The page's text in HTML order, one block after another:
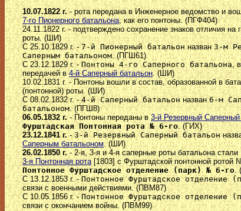
10.07.1822 г.- рота передана в Инженерное ведомство и
7-го Пионерного батальона, как его понтоны. (ПГФ404)
24.11.1822 г. - подтверждено сохранение знаков отличия на
роты. (ШИ)
С 25.10.1829 г. -7-й Пионерный батальонназван3-м
Саперным батальоном. (ПГШ61)
С 23.12.1829 г. -Понтоны 4-го Саперного батальона,
передачей в4-й Саперный батальон. (ШИ)
10.02.1831 г. - Понтоны вошли в состав, образованной в
(понтонной) роты. (ШИ)
С 08.02.1832 г. -4-й Саперный батальонназван6-м
батальоном. (ПГШ8)
06.05.1832 г.- Понтоны переданы в3-й Резервный Саперный
Фурштадская Понтонная рота № 6-го. (ГИХ)
23.12.1841 г.-3-й Резервный Саперный батальон
Саперным батальоном. (ШИ)
26.02.1850 г.- 2-я, 3-я и 4-я саперные роты батальона
3-я Понтонная рота[1803] с Фурштадской понтонной ротой
Понтонное Фурштадское отделение (парк) № 6-го.
С 13.12.1853 г. -Понтонное Фурштадское отделение
связи с военными действиями. (ПВМ87)
С 10.05.1856 г. -Понтонное Фурштадское отделение
связи с окончанием войны. (ПВМ99)